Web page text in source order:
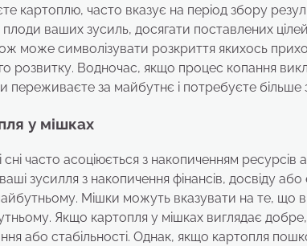
картоплю, часто вказує на період збору
ваших зусиль, досягати поставлених
може символізувати розкриття якихось
розвитку. Водночас, якщо процес копання
переживаєте за майбутнє і потребуєте більше
у мішках
сні часто асоціюється з накопиченням
зусилля з накопичення фінансів, досвіду
Мішки можуть вказувати на те, що
Якщо картопля у мішках виглядає
або стабільності. Однак, якщо картопля